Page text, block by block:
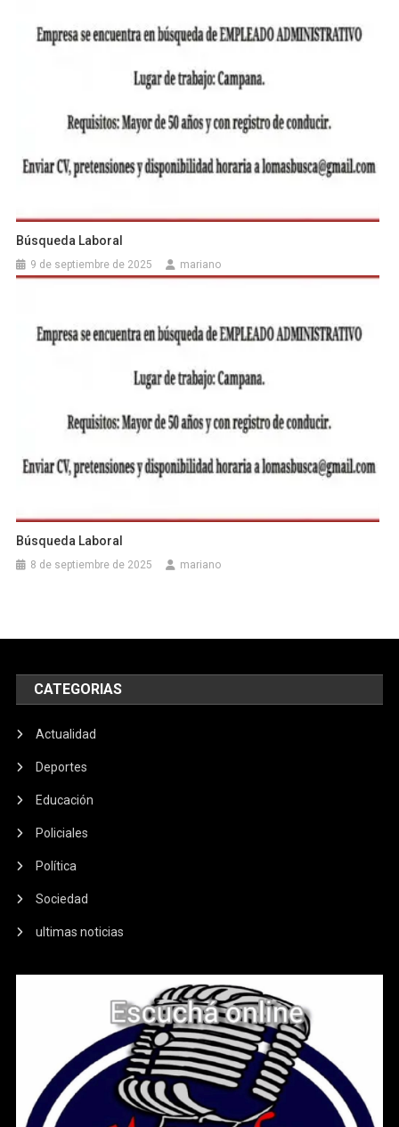
Búsqueda Laboral
9 de septiembre de 2025 mariano
Búsqueda Laboral
8 de septiembre de 2025 mariano
CATEGORIAS
Actualidad
Deportes
Educación
Policiales
Política
Sociedad
ultimas noticias